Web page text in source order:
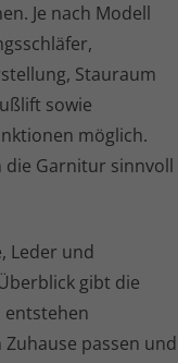
Je nach Modell
Stauraum
sowie
möglich.
die Garnitur sinnvoll
Leder und
gibt die
entstehen
passen und